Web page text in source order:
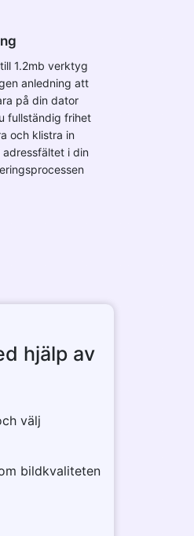
1.2mb verktyg
anledning att
på din dator
fullständig frihet
och klistra in
i din
hjälp av
välj
bildkvaliteten